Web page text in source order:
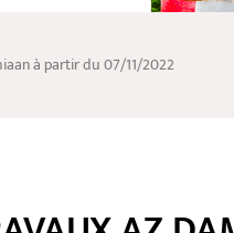
à partir du 07/11/2022